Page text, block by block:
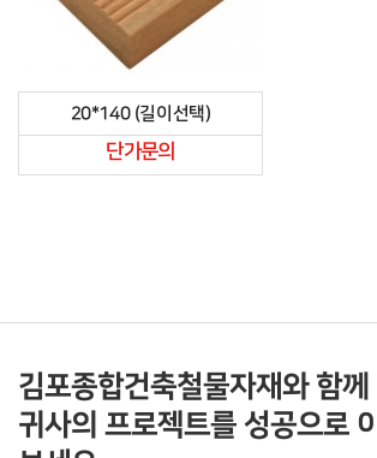
20*140 (길이선택)
단가문의
김포종합건축철물자재와 함께
귀사의 프로젝트를 성공으로